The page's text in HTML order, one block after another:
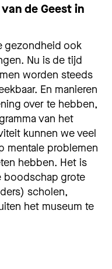
de Geest in
gezondheid ook
Nu is de tijd
worden steeds
En manieren
over te hebben,
van het
kunnen we veel
mentale problemen
hebben. Het is
boodschap grote
scholen,
het museum te